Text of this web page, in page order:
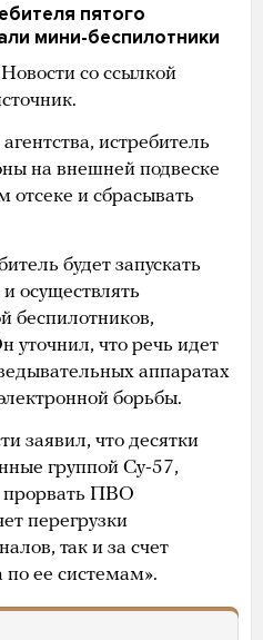
пятого
мини-беспилотники
со ссылкой
истребитель
на внешней подвеске
и сбрасывать
будет запускать
осуществлять
беспилотников,
уточнил, что речь идет
аппаратах
борьбы.
заявил, что десятки
группой Су-57,
прорвать ПВО
перегрузки
так и за счет
по ее системам».